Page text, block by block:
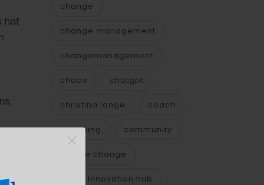
×
hat
change
change management
changemanagement
chaos chatgpt
christina lange coach
coaching community
culture change
cyber innovation hub